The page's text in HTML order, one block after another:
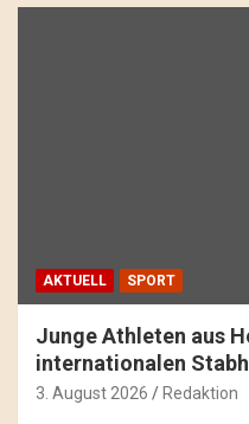
AKTUELL SPORT
Junge Athleten aus
internationalen
3. August 2026 Redaktion